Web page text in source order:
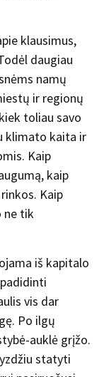
klausimus,
daugiau
namų
ir regionų
toliau savo
klimato kaita ir
Kaip
kaip
Kaip
ne tik
iš kapitalo
vis dar
Po ilgų
auklė grįžo.
statyti